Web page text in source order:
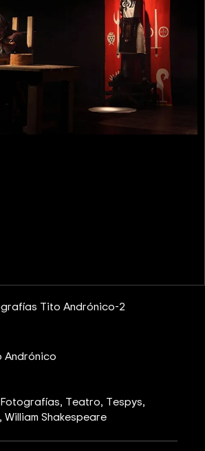
Tito Andrónico-2
Fotografías Teatro Tespys
William Shakespeare